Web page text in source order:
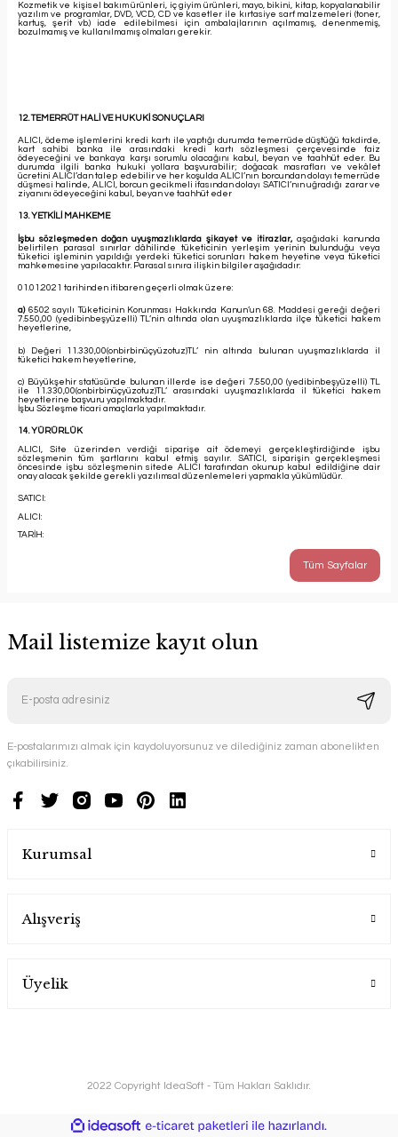
Kozmetik ve kişisel bakım ürünleri, iç giyim ürünleri, mayo, bikini, kitap, kopyalanabilir
yazılım ve programlar, DVD, VCD, CD ve kasetler ile kırtasiye sarf malzemeleri (toner,
kartuş, şerit vb.) iade edilebilmesi için ambalajlarının açılmamış, denenmemiş,
bozulmamış ve kullanılmamış olmaları gerekir.
12. TEMERRÜT HALİ VE HUKUKİ SONUÇLARI
ALICI, ödeme işlemlerini kredi kartı ile yaptığı durumda temerrüde düştüğü takdirde,
kart sahibi banka ile arasındaki kredi kartı sözleşmesi çerçevesinde faiz
ödeyeceğini ve bankaya karşı sorumlu olacağını kabul, beyan ve taahhüt eder. Bu
durumda ilgili banka hukuki yollara başvurabilir; doğacak masrafları ve vekâlet
ücretini ALICI’dan talep edebilir ve her koşulda ALICI’nın borcundan dolayı temerrüde
düşmesi halinde, ALICI, borcun gecikmeli ifasından dolayı SATICI’nın uğradığı zarar ve
ziyanını ödeyeceğini kabul, beyan ve taahhüt eder
13. YETKİLİ MAHKEME
İşbu sözleşmeden doğan uyuşmazlıklarda şikayet ve itirazlar, aşağıdaki kanunda
belirtilen parasal sınırlar dâhilinde tüketicinin yerleşim yerinin bulunduğu veya
tüketici işleminin yapıldığı yerdeki tüketici sorunları hakem heyetine veya tüketici
mahkemesine yapılacaktır. Parasal sınıra ilişkin bilgiler aşağıdadır:
01.01.2021 tarihinden itibaren geçerli olmak üzere:
a) 6502 sayılı Tüketicinin Korunması Hakkında Kanun’un 68. Maddesi gereği değeri
7.550,00 (yedibinbeşyüzelli) TL’nin altında olan uyuşmazlıklarda ilçe tüketici hakem
heyetlerine,
b) Değeri 11.330,00(onbirbinüçyüzotuz)TL’ nin altında bulunan uyuşmazlıklarda il
tüketici hakem heyetlerine,
c) Büyükşehir statüsünde bulunan illerde ise değeri 7.550,00 (yedibinbeşyüzelli) TL
ile 11.330,00(onbirbinüçyüzotuz)TL’ arasındaki uyuşmazlıklarda il tüketici hakem
heyetlerine başvuru yapılmaktadır.
İşbu Sözleşme ticari amaçlarla yapılmaktadır.
14. YÜRÜRLÜK
ALICI, Site üzerinden verdiği siparişe ait ödemeyi gerçekleştirdiğinde işbu
sözleşmenin tüm şartlarını kabul etmiş sayılır. SATICI, siparişin gerçekleşmesi
öncesinde işbu sözleşmenin sitede ALICI tarafından okunup kabul edildiğine dair
onay alacak şekilde gerekli yazılımsal düzenlemeleri yapmakla yükümlüdür.
SATICI:
ALICI:
TARİH:
Tüm Sayfalar
Mail listemize kayıt olun
E-postalarımızı almak için kaydoluyorsunuz ve dilediğiniz zaman abonelikten
çıkabilirsiniz.
Kurumsal
Alışveriş
Üyelik
2022 Copyright IdeaSoft - Tüm Hakları Saklıdır.
ideasoft
e-